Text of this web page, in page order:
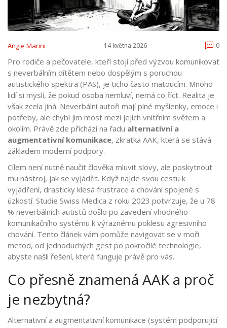
Angie Marini 14 května 2026 0
Pro rodiče a pečovatele, kteří stojí před výzvou komunikovat
s neverbálním dítětem nebo dospělým s poruchou
autistického spektra (PAS), je ticho často matoucím. Mnoho
lidí si myslí, že pokud osoba nemluví, nemá co říct. Realita je
však zcela jiná. Neverbální autoři mají plné myšlenky, emoce i
potřeby, ale chybí jim most mezi jejich vnitřním světem a
okolím. Právě zde přichází na řadu alternativní a
augmentativní komunikace, zkratka AAK, která se stává
základem moderní podpory.
Cílem není nutně naučit člověka mluvit slovy, ale poskytnout
mu nástroj, jak se vyjádřit. Když najde svou cestu k
vyjádření, drasticky klesá frustrace a chování spojené s
úzkostí. Studie Swiss Medica z roku 2023 potvrzuje, že u 78
% neverbálních autistů došlo po zavedení vhodného
komunikačního systému k výraznému poklesu agresivního
chování. Tento článek vám pomůže navigovat se v moři
metod, od jednoduchých gest po pokročilé technologie,
abyste našli řešení, které funguje právě pro vás.
Co přesně znamená AAK a proč
je nezbytná?
Alternativní a augmentativní komunikace (systém podporující